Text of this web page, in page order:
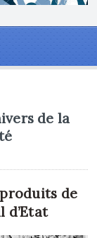
de la
de
d’Etat